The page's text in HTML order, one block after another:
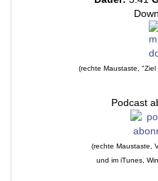
(rechte Maustaste,
Podcast
(rechte Maustaste,
und im iTunes,